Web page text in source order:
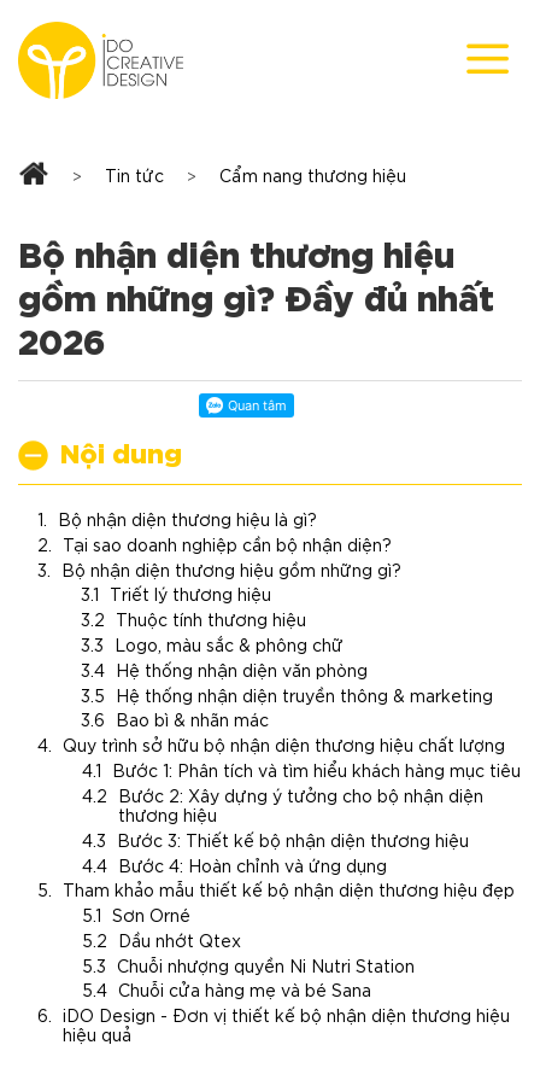
content
> Tin tức > Cẩm nang thương hiệu
Bộ nhận diện thương hiệu
gồm những gì? Đầy đủ nhất
2026
Nội dung
Bộ nhận diện thương hiệu là gì?
Tại sao doanh nghiệp cần bộ nhận diện?
Bộ nhận diện thương hiệu gồm những gì?
Triết lý thương hiệu
Thuộc tính thương hiệu
Logo, màu sắc & phông chữ
Hệ thống nhận diện văn phòng
Hệ thống nhận diện truyền thông & marketing
Bao bì & nhãn mác
Quy trình sở hữu bộ nhận diện thương hiệu chất lượng
Bước 1: Phân tích và tìm hiểu khách hàng mục tiêu
Bước 2: Xây dựng ý tưởng cho bộ nhận diện
thương hiệu
Bước 3: Thiết kế bộ nhận diện thương hiệu
Bước 4: Hoàn chỉnh và ứng dụng
Tham khảo mẫu thiết kế bộ nhận diện thương hiệu đẹp
Sơn Orné
Dầu nhớt Qtex
Chuỗi nhượng quyền Ni Nutri Station
Chuỗi cửa hàng mẹ và bé Sana
iDO Design - Đơn vị thiết kế bộ nhận diện thương hiệu
hiệu quả